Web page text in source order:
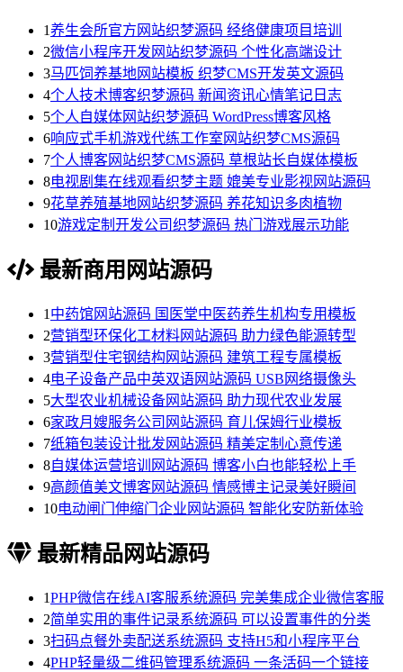
1养生会所官方网站织梦源码 经络健康项目培训
2微信小程序开发网站织梦源码 个性化高端设计
3马匹饲养基地网站模板 织梦CMS开发英文源码
4个人技术博客织梦源码 新闻资讯心情笔记日志
5个人自媒体网站织梦源码 WordPress博客风格
6响应式手机游戏代练工作室网站织梦CMS源码
7个人博客网站织梦CMS源码 草根站长自媒体模板
8电视剧集在线观看织梦主题 媲美专业影视网站源码
9花草养殖基地网站织梦源码 养花知识多肉植物
10游戏定制开发公司织梦源码 热门游戏展示功能
最新商用网站源码
1 中药馆网站源码 国医堂中医药养生机构专用模板
2营销型环保化工材料网站源码 助力绿色能源转型
3营销型住宅钢结构网站源码 建筑工程专属模板
4电子设备产品中英双语网站源码 USB网络摄像头
5大型农业机械设备网站源码 助力现代农业发展
6家政月嫂服务公司网站源码 育儿保姆行业模板
7纸箱包装设计批发网站源码 精美定制心意传递
8自媒体运营培训网站源码 博客小白也能轻松上手
9高颜值美文博客网站源码 情感博主记录美好瞬间
10电动闸门伸缩门企业网站源码 智能化安防新体验
最新精品网站源码
1PHP微信在线AI客服系统源码 完美集成企业微信客服
2简单实用的事件记录系统源码 可以设置事件的分类
3扫码点餐外卖配送系统源码 支持H5和小程序平台
4PHP轻量级二维码管理系统源码 一条活码一个链接